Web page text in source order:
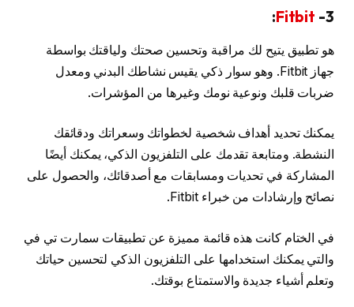
3-
Fitbit
:
هو تطبيق يتيح لك مراقبة وتحسين صحتك ولياقتك بواسطة
جهاز Fitbit. وهو سوار ذكي يقيس نشاطك البدني ومعدل
ضربات قلبك ونوعية نومك وغيرها من المؤشرات.
يمكنك تحديد أهداف شخصية لخطواتك وسعراتك ودقائقك
النشطة. ومتابعة تقدمك على التلفزيون الذكي، يمكنك أيضًا
المشاركة في تحديات ومسابقات مع أصدقائك، والحصول على
نصائح وإرشادات من خبراء Fitbit.
في الختام كانت هذه قائمة مميزة عن تطبيقات سمارت تي في
والتي يمكنك استخدامها على التلفزيون الذكي لتحسين حياتك
وتعلم أشياء جديدة والاستمتاع بوقتك.